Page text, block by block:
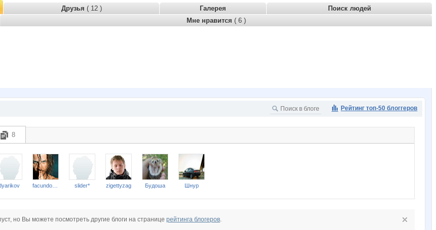
Друзья ( 12 ) Галерея
Поиск людей
Мне нравится ( 6 )
Рейтинг топ-50 блоггеров
8
slider* zigettyzag Будоша Шнур
но Вы можете посмотреть другие блоги на странице рейтинга блогеров.